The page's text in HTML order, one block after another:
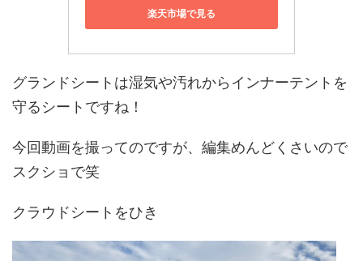
楽天市場で見る
グランドシートは湿気や汚れからインナーテントを
守るシートですね！
今回動画を撮ってのですが、編集めんどくさいので
スクショで笑
クラウドシートをひき